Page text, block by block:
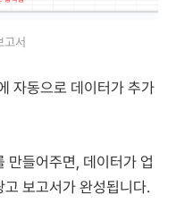
고서
자동으로 데이터가 추가
만들어주면, 데이터가 업
보고서가 완성됩니다.